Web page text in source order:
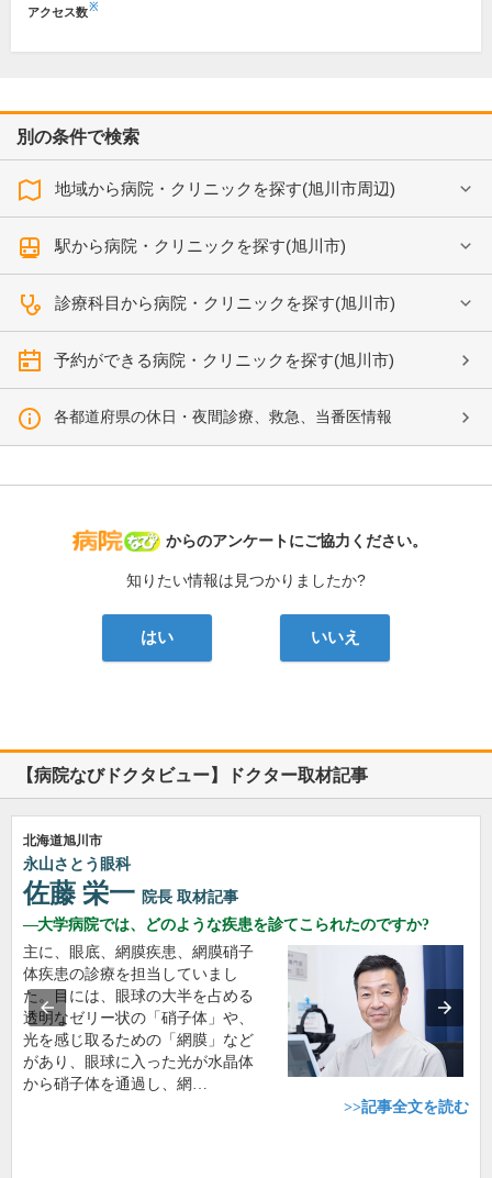
アクセス数※
別の条件で検索
地域から病院・クリニックを探す(旭川市周辺)
駅から病院・クリニックを探す(旭川市)
診療科目から病院・クリニックを探す(旭川市)
予約ができる病院・クリニックを探す(旭川市)
各都道府県の休日・夜間診療、救急、当番医情報
病院なび
からのアンケートにご協力ください。
知りたい情報は見つかりましたか?
はい いいえ
【病院なびドクタビュー】ドクター取材記事
北海道旭川市
永山さとう眼科
佐藤 栄一 院長 取材記事
大学病院では、どのような疾患を診てこられたのですか?
主に、眼底、網膜疾患、網膜硝子
体疾患の診療を担当していまし
た。目には、眼球の大半を占める
透明なゼリー状の「硝子体」や、
光を感じ取るための「網膜」など
があり、眼球に入った光が水晶体
から硝子体を通過し、網…
>>記事全文を読む